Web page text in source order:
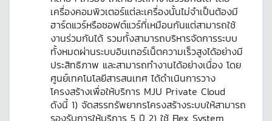
เครื่องคอมพิวเตอร์แต่ละเครื่องนั้นไม่จำเป็นต้องมี
ฮาร์ดแวร์หรือซอฟต์แวร์ที่เหมือนกันแต่สามารถใช้
งานร่วมกันได้ รวมทั้งสามารถบริหารจัดการระบบ
ทั้งหมดผ่านระบบอินเทอร์เน็ตความเร็วสูงได้อย่างมี
ประสิทธิภาพ และสามารถทำงานได้อย่างเนื่อง โดย
ศูนย์เทคโนโลยีสารสนเทศ ได้ดำเนินการวาง
โครงสร้างเพื่อให้บริการ MJU Private Cloud
ดังนี้ 1) จัดสรรทรัพยากรโครงสร้างระบบให้สามารถ
รองรับการให้บริการ 5 ปี 2) ใช้ Flex System